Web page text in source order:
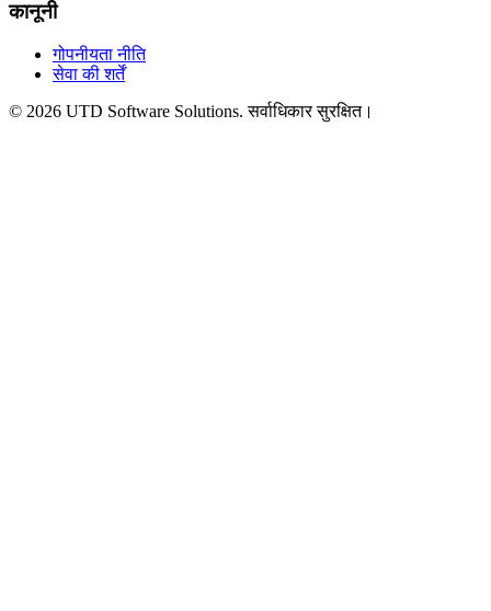
कानूनी
गोपनीयता नीति
सेवा की शर्तें
© 2026 UTD Software Solutions.सर्वाधिकार सुरक्षित।